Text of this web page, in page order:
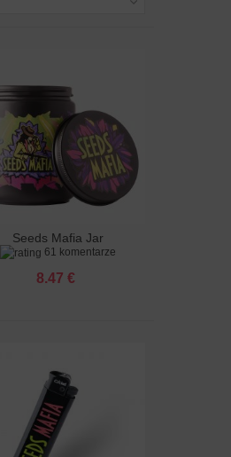
Dodaj do koszyka
Seeds Mafia Jar
61 komentarze
8.47 €